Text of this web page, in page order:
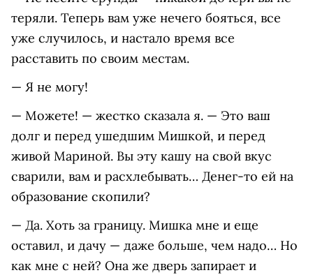
теряли. Теперь вам уже нечего бояться, все
уже случилось, и настало время все
расставить по своим местам.
— Я не могу!
— Можете! — жестко сказала я. — Это ваш
долг и перед ушедшим Мишкой, и перед
живой Мариной. Вы эту кашу на свой вкус
сварили, вам и расхлебывать… Денег-то ей на
образование скопили?
— Да. Хоть за границу. Мишка мне и еще
оставил, и дачу — даже больше, чем надо… Но
как мне с ней? Она же дверь запирает и